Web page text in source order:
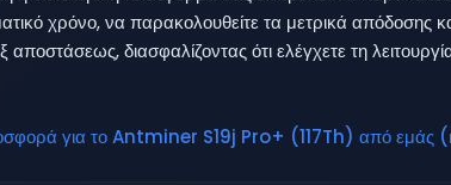
χρόνο, να παρακολουθείτε τα μετρικά απόδοσης
αποστάσεως, διασφαλίζοντας ότι ελέγχετε τη
για το Antminer S19j Pro+ (117Th) από εμάς